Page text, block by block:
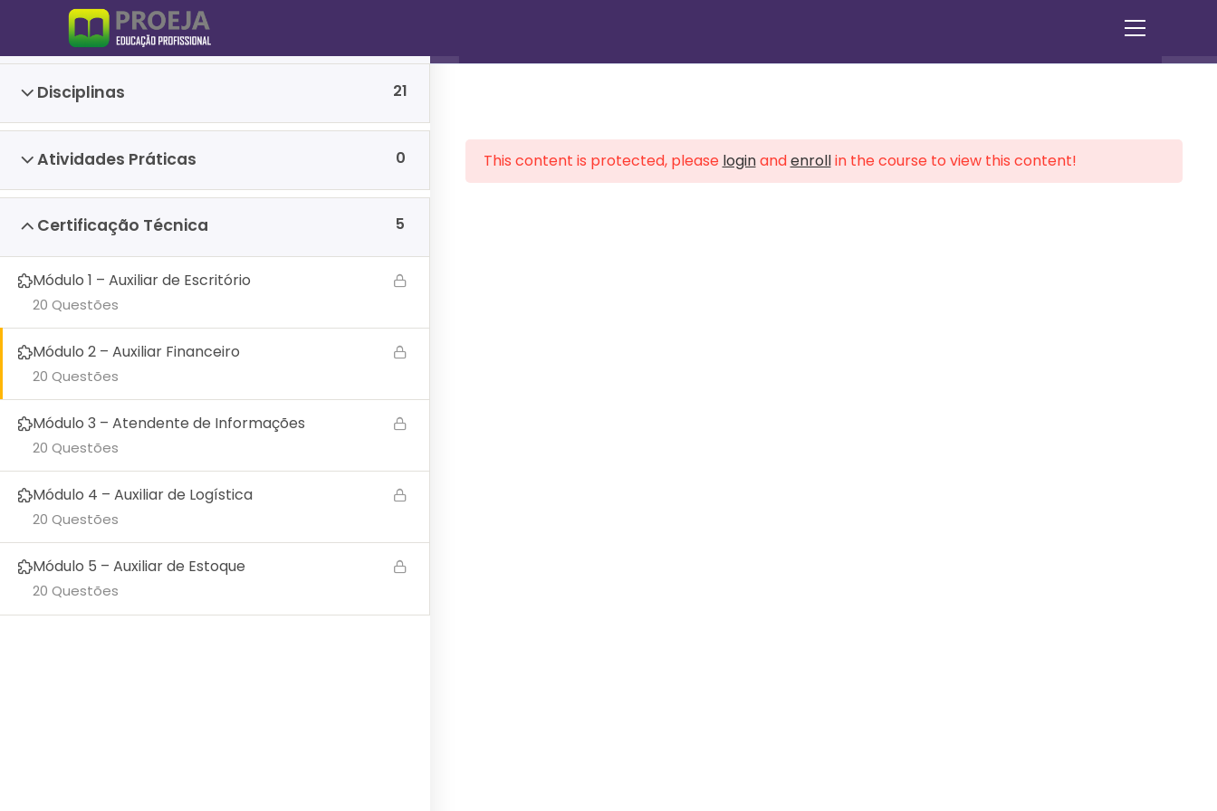
o
Ver
menu
Disciplinas 21
Atividades Práticas 0
Certificação Técnica 5
Módulo 1 – Auxiliar de Escritório
20 Questões
Módulo 2 – Auxiliar Financeiro
20 Questões
Módulo 3 – Atendente de Informações
20 Questões
Módulo 4 – Auxiliar de Logística
20 Questões
Módulo 5 – Auxiliar de Estoque
20 Questões
This content is protected, please loginandenrollin the course to view this content!
//Whatsapp